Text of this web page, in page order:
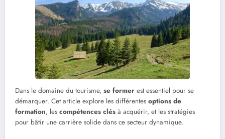
Dans le domaine du tourisme, se former est essentiel pour se
démarquer. Cet article explore les différentes options de
formation, les compétences clés à acquérir, et les stratégies
pour bâtir une carrière solide dans ce secteur dynamique.